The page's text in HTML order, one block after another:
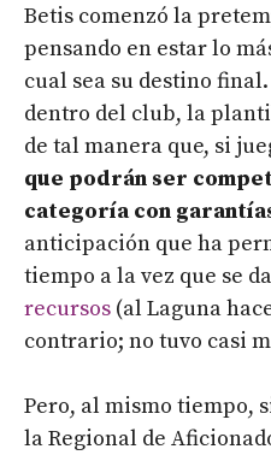
Betis comenzó la
pensando en estar lo
cual sea su destino
dentro del club, la
de tal manera que, si
que podrán ser
categoría con
anticipación que ha
tiempo a la vez que se
recursos (al Laguna
contrario; no tuvo casi
Pero, al mismo tiempo,
la Regional de